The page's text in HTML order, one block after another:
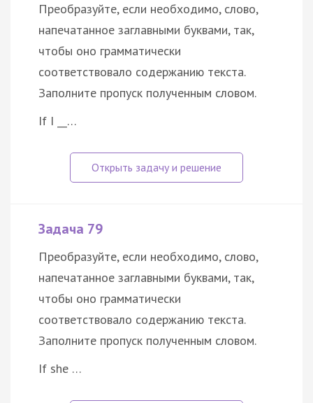
Преобразуйте, если необходимо, слово,
напечатанное заглавными буквами, так,
чтобы оно грамматически
соответствовало содержанию текста.
Заполните пропуск полученным словом.
If I __…
Задача 79
Преобразуйте, если необходимо, слово,
напечатанное заглавными буквами, так,
чтобы оно грамматически
соответствовало содержанию текста.
Заполните пропуск полученным словом.
If she …